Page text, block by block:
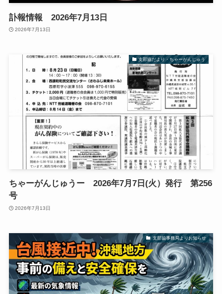
訃報情報 2026年7月13日
2026年7月13日
支部協だより・ちゃーがんじゅう
ちゃーがんじゅうー 2026年7月7日(火）発行 第256
号
2026年7月13日
支部協事務局よりお知らせ